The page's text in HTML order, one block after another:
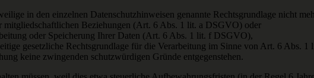
in den einzelnen Datenschutzhinweisen genannte Rechtsgrundlage nicht
mitgliedschaftlichen Beziehungen (Art. 6 Abs. 1 lit. a DSGVO) oder
oder Speicherung Ihrer Daten (Art. 6 Abs. 1 lit. f DSGVO),
gesetzliche Rechtsgrundlage für die Verarbeitung im Sinne von Art. 6 Abs.
keine zwingenden schutzwürdigen Gründe entgegenstehen.